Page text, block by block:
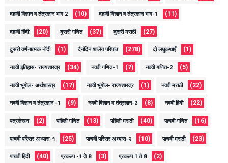
दहावी विज्ञान व तंत्रज्ञान भाग 2 (10) दहावी विज्ञान व तंत्रज्ञान भाग-1 (11)
दहावी हिंदी (20) दुसरी गणित (37) दुसरी मराठी (27)
दुसरी वर्णनात्मक नोंदी (1) दैनंदिन शालेय परिपाठ (278) दो लघुकथाएँ (1)
नववी इतिहास- राज्यशास्त्र (34) नववी गणित-1 (7) नववी गणित-2 (5)
नववी भूगोल- अर्थशास्त्र (17) नववी भूगोल- राज्यशास्त्र (1) नववी मराठी (22)
नववी विज्ञान व तंत्रज्ञान -1 (9) नववी विज्ञान व तंत्रज्ञान-2 (8) नववी हिंदी (22)
पत्रलेखन (2) पहिली गणित (13) पहिली मराठी (40) पाचवी गणित (16)
पाचवी परिसर अभ्यास-१ (25) पाचवी परिसर अभ्यास-२ (10) पाचवी मराठी (23)
पाचवी हिंदी (40) प्रकल्प -1 ते 8 (3) प्रकल्प 1 ते 8 (2)